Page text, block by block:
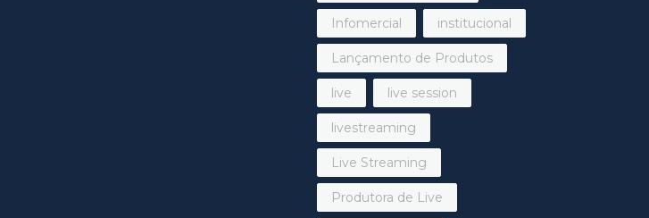
Infomercial institucional
Lançamento de Produtos
live live session
livestreaming
Live Streaming
Produtora de Live